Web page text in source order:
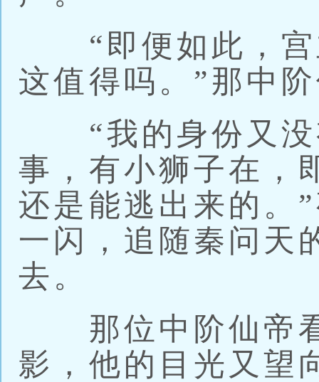
“即便如此，宫
这值得吗。”那中
“我的身份又没
事，有小狮子在，
还是能逃出来的。
一闪，追随秦问天
去。
那位中阶仙帝看
影，他的目光又望